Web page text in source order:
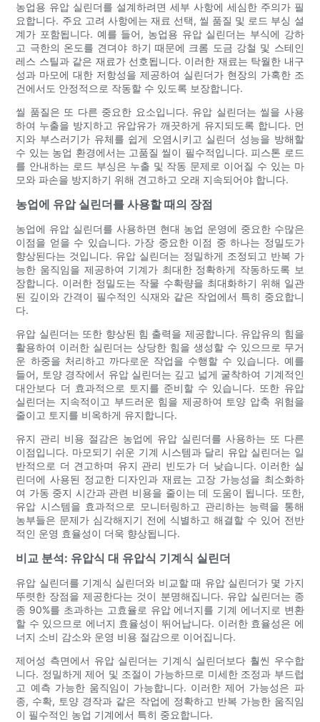
농업용 유압 실린더를 설계하려면 세부 사항에 세심한 주의가 필
요합니다. 주요 고려 사항에는 재료 선택, 씰 품질 및 로드 부싱 설
계가 포함됩니다. 예를 들어, 농업용 유압 실린더는 부식에 강하
고 극한의 온도를 견뎌야 하기 때문에 크롬 도금 강철 및 스테인
레스 스틸과 같은 재료가 선호됩니다. 이러한 재료는 탁월한 내구
성과 마모에 대한 저항성을 제공하여 실린더가 현장의 가혹한 조
건에서도 안정적으로 작동할 수 있도록 보장합니다.
씰 품질은 또 다른 중요한 요소입니다. 유압 실린더는 씰을 사용
하여 누출을 방지하고 유압유가 깨끗하게 유지되도록 합니다. 먼
지와 부스러기가 유체를 쉽게 오염시키고 실린더 성능을 방해할
수 있는 농업 환경에서는 고품질 씰이 필수적입니다. 피스톤 로드
를 안내하는 로드 부싱은 누출 및 작동 문제로 이어질 수 있는 마
모와 파손을 방지하기 위해 견고하고 오래 지속되어야 합니다.
농업에 유압 실린더를 사용할 때의 장점
농업에 유압 실린더를 사용하면 현대 농업 운영에 중요한 수많은
이점을 얻을 수 있습니다. 가장 중요한 이점 중 하나는 정밀도가
향상된다는 것입니다. 유압 실린더는 정밀하게 조정되고 반복 가
능한 움직임을 제공하여 기계가 최대한 정확하게 작동하도록 보
장합니다. 이러한 정밀도는 작물 수확량을 최대화하기 위해 일관
된 깊이와 간격이 필수적인 식재와 같은 작업에서 특히 중요합니
다.
유압 실린더는 또한 향상된 힘 출력을 제공합니다. 유압유의 힘을
활용하여 이러한 실린더는 상당한 힘을 생성할 수 있으므로 무거
운 하중을 처리하고 까다로운 작업을 수행할 수 있습니다. 예를
들어, 토양 경작에서 유압 실린더는 깊고 넓게 굴착하여 기계적인
대안보다 더 효과적으로 토지를 준비할 수 있습니다. 또한 유압
실린더는 지속적이고 부드러운 힘을 제공하여 토양 압축 위험을
줄이고 토지를 비옥하게 유지합니다.
유지 관리 비용 절감은 농업에 유압 실린더를 사용하는 또 다른
이점입니다. 마모되기 쉬운 기계 시스템과 달리 유압 실린더는 일
반적으로 더 견고하며 유지 관리 빈도가 더 낮습니다. 이러한 실
린더에 사용된 정교한 디자인과 재료는 고장 가능성을 최소화하
여 가동 중지 시간과 관련 비용을 줄이는 데 도움이 됩니다. 또한,
유압 시스템을 효과적으로 모니터링하고 관리하는 능력을 통해
농부들은 문제가 심각해지기 전에 식별하고 해결할 수 있어 전반
적인 운영 효율성이 더욱 향상됩니다.
비교 분석: 유압식 대 유압식 기계식 실린더
유압 실린더를 기계식 실린더와 비교할 때 유압 실린더가 몇 가지
뚜렷한 장점을 제공한다는 것이 분명해집니다. 유압 실린더는 종
종 90%를 초과하는 고효율로 유압 에너지를 기계 에너지로 변환
할 수 있으므로 에너지 효율성이 뛰어납니다. 이러한 효율성은 에
너지 소비 감소와 운영 비용 절감으로 이어집니다.
제어성 측면에서 유압 실린더는 기계식 실린더보다 훨씬 우수합
니다. 정밀하게 제어 및 조절이 가능하므로 미세한 조정과 부드럽
고 예측 가능한 움직임이 가능합니다. 이러한 제어 가능성은 파
종, 수확, 토양 경작과 같은 작업에 정확하고 반복 가능한 움직임
이 필수적인 농업 기계에서 특히 중요합니다.